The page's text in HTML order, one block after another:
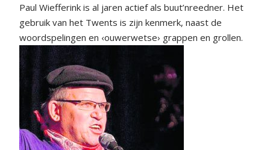
Paul Wiefferink is al jaren actief als buut’nreedner. Het
gebruik van het Twents is zijn kenmerk, naast de
woordspelingen en ‹ouwerwetse› grappen en grollen.